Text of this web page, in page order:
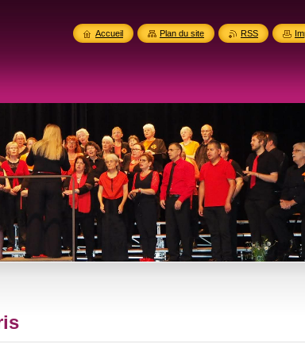
Accueil Plan du site RSS